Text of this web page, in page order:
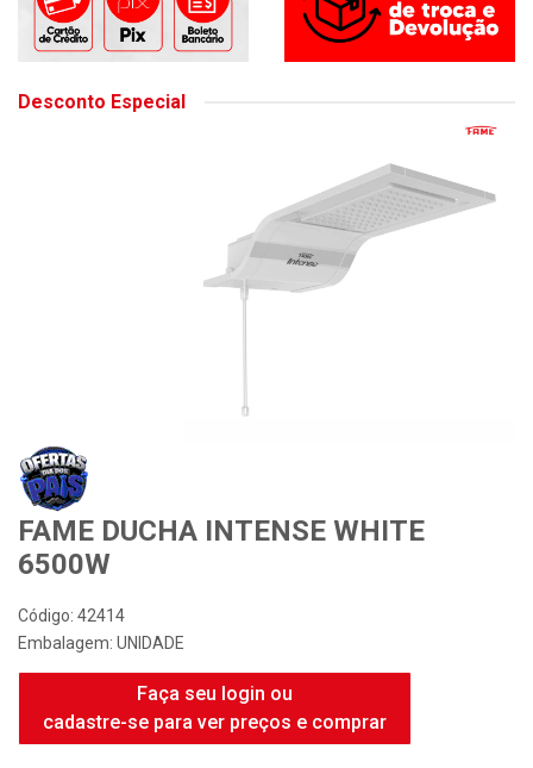
Desconto Especial
FAME DUCHA INTENSE WHITE
6500W
Código: 42414
Embalagem: UNIDADE
Faça seu login ou
cadastre-se para ver preços e comprar